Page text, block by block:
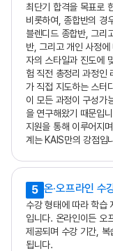
최단기 합격을 목표로
비롯하여, 종합반의 경
블렌디드 종합반, 그리
반, 그리고 개인 사정
자의 스타일과 진도에
험 직전 총정리 과정인
가 직접 지도하는 스터
이 모든 과정이 구성가
을 연구해왔기 때문입
지원을 통해 이루어지
계는 KAIS만의 강점입
5 온·오프라인 수
수강 형태에 따라 학습
입니다. 온라인이든 오
제공되며 수강 기간,
됩니다.